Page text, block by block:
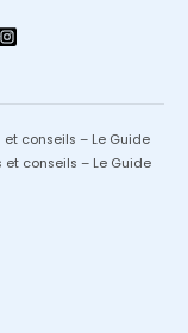
conseils – Le Guide
et conseils – Le Guide